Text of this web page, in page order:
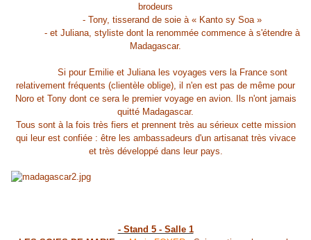
brodeurs
- Tony, tisserand de soie à « Kanto sy Soa »
- et Juliana, styliste dont la renommée commence à s'étendre à
Madagascar.
Si pour Emilie et Juliana les voyages vers la France sont
relativement fréquents (clientèle oblige), il n'en est pas de même pour
Noro et Tony dont ce sera le premier voyage en avion. Ils n'ont jamais
quitté Madagascar.
Tous sont à la fois très fiers et prennent très au sérieux cette mission
qui leur est confiée : être les ambassadeurs d'un artisanat très vivace
et très développé dans leur pays.
- Stand 5 - Salle 1